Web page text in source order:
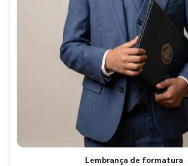
Lembrança de formatura